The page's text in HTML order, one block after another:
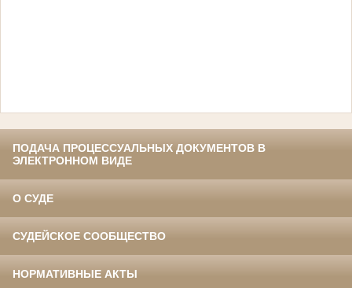
ПОДАЧА ПРОЦЕССУАЛЬНЫХ ДОКУМЕНТОВ В
ЭЛЕКТРОННОМ ВИДЕ
О СУДЕ
СУДЕЙСКОЕ СООБЩЕСТВО
НОРМАТИВНЫЕ АКТЫ